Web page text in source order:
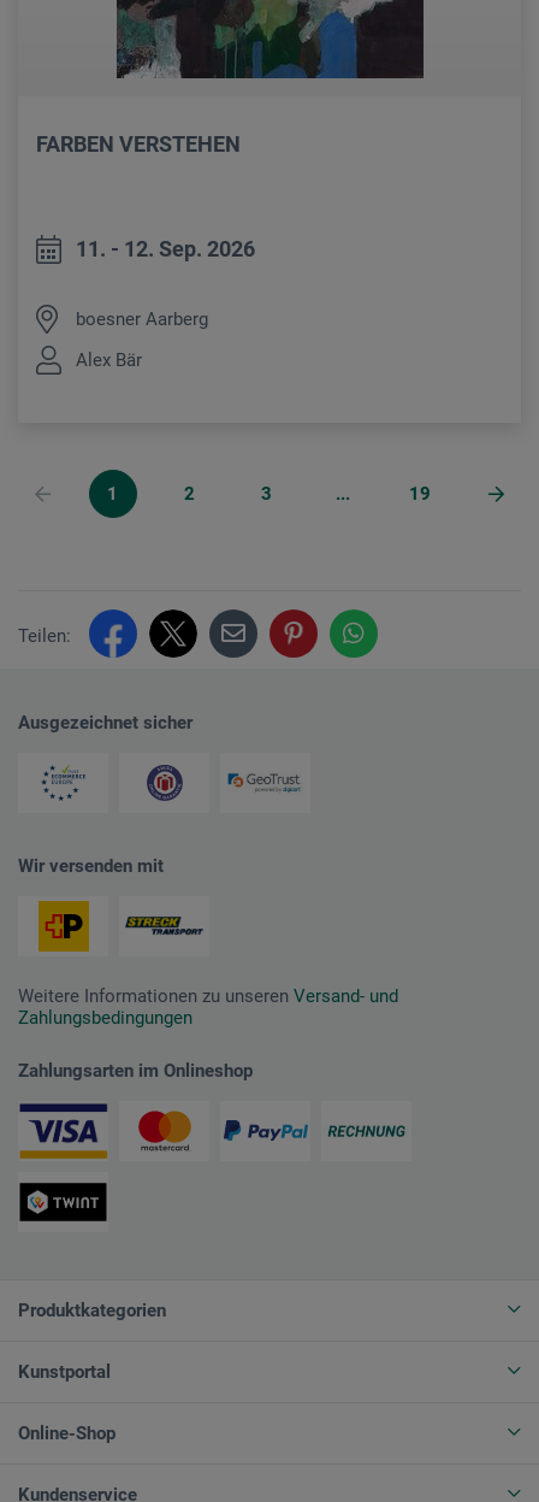
FARBEN VERSTEHEN
11. - 12. Sep. 2026
boesner Aarberg
Alex Bär
1 2 3 ... 19
Teilen:
Ausgezeichnet sicher
Wir versenden mit
Weitere Informationen zu unseren Versand- und
Zahlungsbedingungen
Zahlungsarten im Onlineshop
Produktkategorien
Kunstportal
Online-Shop
Kundenservice